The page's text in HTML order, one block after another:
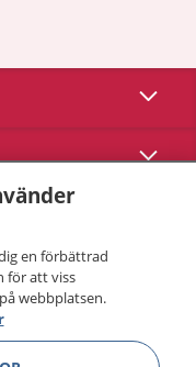
Visa
Visa
en förbättrad
för att viss
webbplatsen.